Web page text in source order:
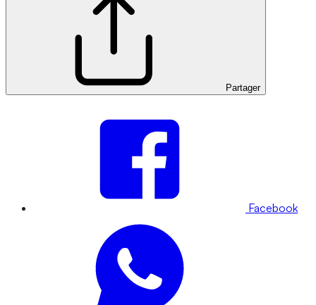
Partager
Facebook